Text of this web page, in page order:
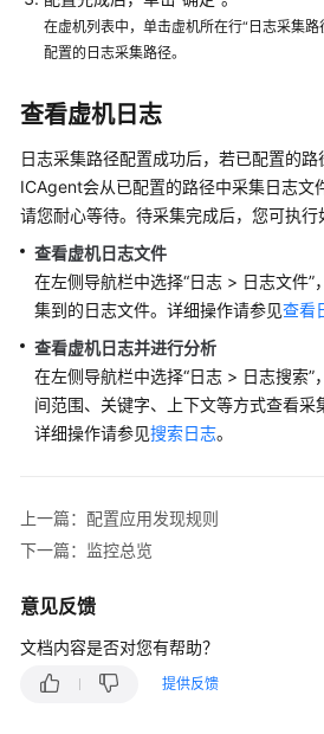
坡
区
域）
用
指
南
（阿
布
扎
比
域）
API
参
布
比
域）
在虚机列表中，单击虚机所在行“日志采集路
配置的日志采集路径。
查看虚机日志
日志采集路径配置成功后，若已配置的
ICAgent会从已配置的路径中采集日志文
请您耐心等待。待采集完成后，您可执行
查看虚机日志文件
在左侧导航栏中选择“日志 > 日志文件”
集到的日志文件。详细操作请参见查看
查看虚机日志并进行分析
在左侧导航栏中选择“日志 > 日志搜索”
间范围、关键字、上下文等方式查看采
详细操作请参见搜索日志。
上一篇：配置应用发现规则
下一篇：监控总览
意见反馈
文档内容是否对您有帮助？
提供反馈